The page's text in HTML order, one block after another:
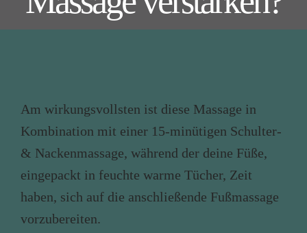
Am wirkungsvollsten ist diese Massage in
Kombination mit einer 15-minütigen Schulter-
& Nackenmassage, während der deine Füße,
eingepackt in feuchte warme Tücher, Zeit
haben, sich auf die anschließende Fußmassage
vorzubereiten.